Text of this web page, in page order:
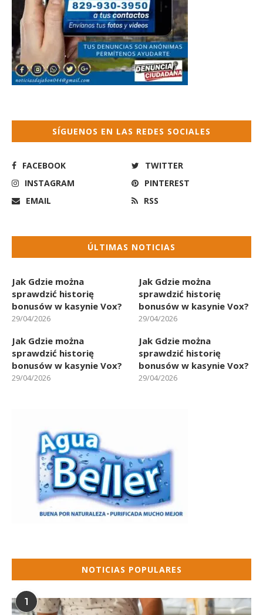
SÍGUENOS EN LAS REDES SOCIALES
FACEBOOK
TWITTER
INSTAGRAM
PINTEREST
EMAIL
RSS
ÚLTIMAS NOTICIAS
Jak Gdzie można
sprawdzić historię
bonusów w kasynie Vox?
29/04/2026
Jak Gdzie można
sprawdzić historię
bonusów w kasynie Vox?
29/04/2026
Jak Gdzie można
sprawdzić historię
bonusów w kasynie Vox?
29/04/2026
Jak Gdzie można
sprawdzić historię
bonusów w kasynie Vox?
29/04/2026
NOTICIAS POPULARES
1